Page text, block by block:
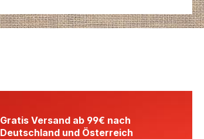
Gratis Versand ab 99€ nach
Deutschland und Österreich